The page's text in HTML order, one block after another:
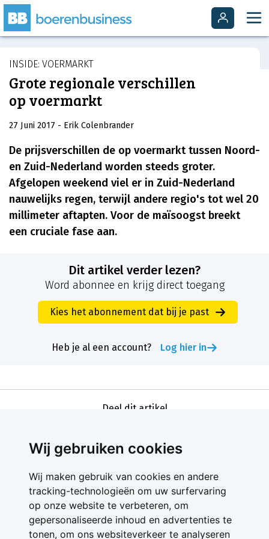
Wij gebruiken cookies
Wij maken gebruik van cookies en andere
tracking-technologieën om uw surfervaring
op onze website te verbeteren, om
gepersonaliseerde inhoud en advertenties te
tonen, om ons websiteverkeer te analyseren
INSIDE: VOERMARKT
Grote regionale verschillen
op voermarkt
27 Juni 2017 - Erik Colenbrander
De prijsverschillen de op voermarkt tussen Noord-
en Zuid-Nederland worden steeds groter.
Afgelopen weekend viel er in Zuid-Nederland
nauwelijks regen, terwijl andere regio's tot wel 20
millimeter aftapten. Voor de maïsoogst breekt
een cruciale fase aan.
Dit artikel verder lezen?
Word abonnee en krijg direct toegang
Kies het abonnement dat bij je past
Heb je al een account? Log hier in
Deel dit artikel
Contact